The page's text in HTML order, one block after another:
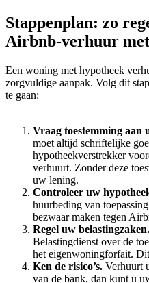
Stappenplan: zo
Airbnb-verhuur
Een woning met hypotheek
zorgvuldige aanpak. Volg dit
te gaan:
Vraag toestemming aan
moet altijd schriftelijke
hypotheekverstrekker
verhuurt. Zonder deze
uw lening.
Controleer uw
huurbeding van
bezwaar maken tegen
Regel uw belastingzaken.
Belastingdienst over de
het eigenwoningforfait.
Ken de risico’s. Verhuurt
van de bank, dan kunt u